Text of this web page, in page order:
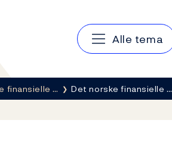
Hovedmeny
Alle tema
finansielle … Det norske finansielle …